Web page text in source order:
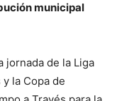
municipal
jornada de la Liga
la Copa de